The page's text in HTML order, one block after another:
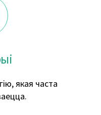
якая часта